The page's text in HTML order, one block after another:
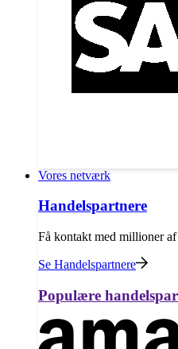
Vores netværk
Handelspartnere
Få kontakt med millioner
Se Handelspartnere
Populære